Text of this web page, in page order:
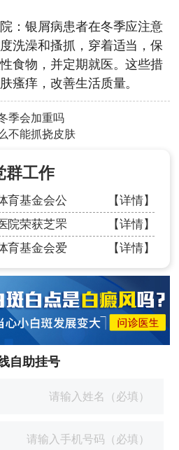
：银屑病患者在冬季应注意
洗澡和搔抓，穿着适当，保
食物，并定期就医。这些措
瘙痒，改善生活质量。
季会加重吗
不能抓挠皮肤
群工作
育基金会公
【详情】
院荣获芝罘
【详情】
育基金会爱
【详情】
自助挂号